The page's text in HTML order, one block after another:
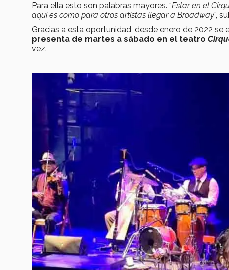
Para ella esto son palabras mayores. “Estar en el
aquí es como para otros artistas llegar a Broadway”,
Gracias a esta oportunidad, desde enero de 2022 se
presenta de martes a sábado en el teatro
vez.